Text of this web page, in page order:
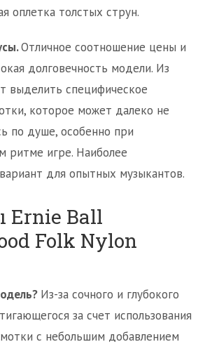
оплетка толстых струн.
Отличное соотношение цены и
долговечность модели. Из
выделить специфическое
которое может далеко не
по душе, особенно при
ритме игре. Наиболее
для опытных музыкантов.
Ernie Ball
Folk Nylon
Из-за сочного и глубокого
за счет использования
с небольшим добавлением